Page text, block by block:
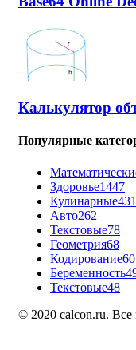
Калькулятор
Популярные
Здоровье1447
Кулинарные431
Авто262
Текстовые78
Геометрия68
Кодирование60
Беременность
Текстовые48
© 2020 calcon.ru.